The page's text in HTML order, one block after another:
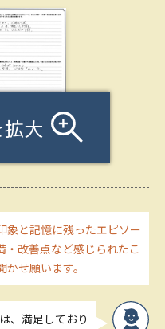
大
象と記憶に残ったエピソー
・改善点など感じられたこ
せ願います。
、満足しており